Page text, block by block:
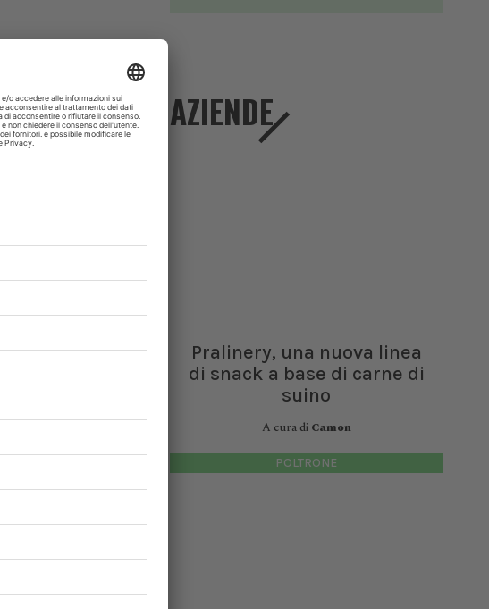
AZIENDE
Pralinery, una nuova linea
di snack a base di carne di
suino
A cura di Camon
POLTRONE